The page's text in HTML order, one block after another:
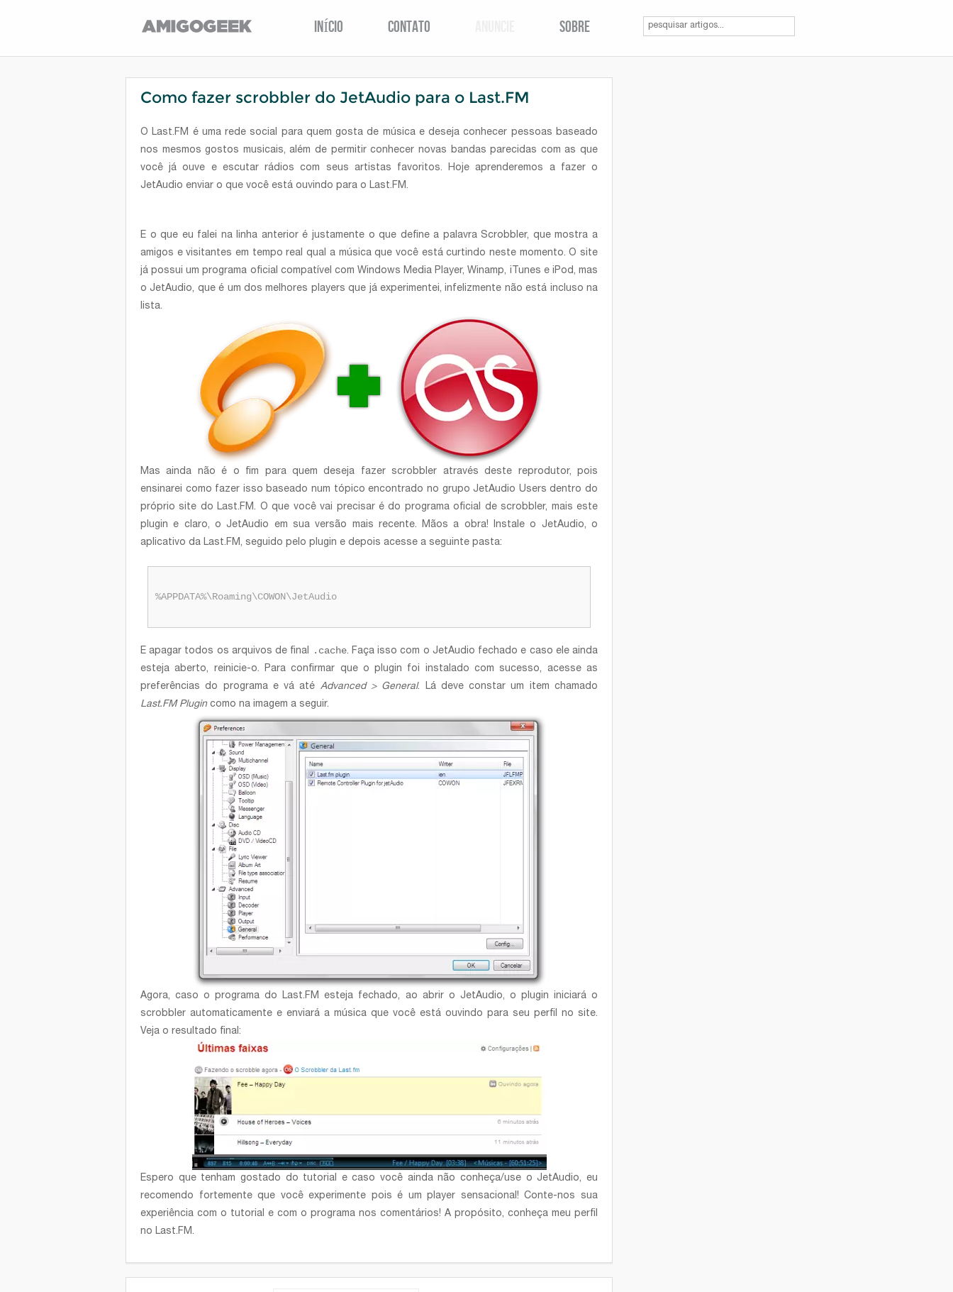
INÍCIO CONTATO SOBRE
Como fazer scrobbler do JetAudio para o Last.FM
O Last.FM é uma rede social para quem gosta de música e deseja conhecer pessoas baseado
nos mesmos gostos musicais, além de permitir conhecer novas bandas parecidas com as que
você já ouve e escutar rádios com seus artistas favoritos. Hoje aprenderemos a fazer o
JetAudio enviar o que você está ouvindo para o Last.FM.
E o que eu falei na linha anterior é justamente o que define a palavra Scrobbler, que mostra a
amigos e visitantes em tempo real qual a música que você está curtindo neste momento. O site
já possui um programa oficial compatível com Windows Media Player, Winamp, iTunes e iPod, mas
o JetAudio, que é um dos melhores players que já experimentei, infelizmente não está incluso na
lista.
Mas ainda não é o fim para quem deseja fazer scrobbler através deste reprodutor, pois
ensinarei como fazer isso baseado num tópico encontrado no grupo JetAudio Users dentro do
próprio site do Last.FM. O que você vai precisar é do programa oficial de scrobbler, mais este
plugin e claro, o JetAudio em sua versão mais recente. Mãos a obra! Instale o JetAudio, o
aplicativo da Last.FM, seguido pelo plugin e depois acesse a seguinte pasta:
%APPDATA%\Roaming\COWON\JetAudio
E apagar todos os arquivos de final .cache. Faça isso com o JetAudio fechado e caso ele ainda
esteja aberto, reinicie-o. Para confirmar que o plugin foi instalado com sucesso, acesse as
preferências do programa e vá até Advanced > General. Lá deve constar um item chamado
Last.FM Plugincomo na imagem a seguir.
Agora, caso o programa do Last.FM esteja fechado, ao abrir o JetAudio, o plugin iniciará o
scrobbler automaticamente e enviará a música que você está ouvindo para seu perfil no site.
Veja o resultado final:
Espero que tenham gostado do tutorial e caso você ainda não conheça/use o JetAudio, eu
recomendo fortemente que você experimente pois é um player sensacional! Conte-nos sua
experiência com o tutorial e com o programa nos comentários! A propósito, conheça meu perfil
no Last.FM.